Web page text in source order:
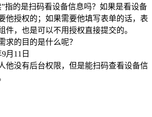
指的是扫码看设备信息吗？如果是看设备
他授权的；如果需要他填写表单的话，表
件，也是可以不用授权直接提交的。
求的目的是什么呢？
月11日
他没有后台权限，但是能扫码查看设备信